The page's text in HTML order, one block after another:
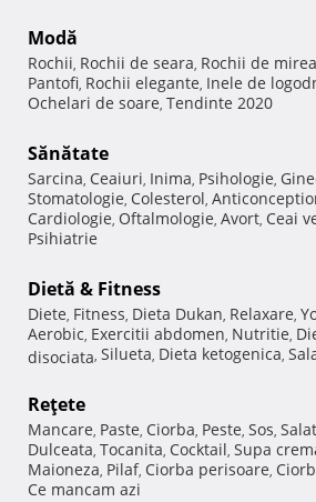
Modă
Rochii, Rochii de seara, Rochii de
Pantofi, Rochii elegante, Inele de
Ochelari de soare, Tendinte 2020
Sănătate
Sarcina, Ceaiuri, Inima, Psihologie,
Stomatologie, Colesterol,
Cardiologie, Oftalmologie, Avort, Ceai
Psihiatrie
Dietă & Fitness
Diete, Fitness, Dieta Dukan, Relaxare,
Aerobic, Exercitii abdomen, Nutritie,
disociata, Silueta, Dieta ketogenica,
Reţete
Mancare, Paste, Ciorba, Peste, Sos,
Dulceata, Tocanita, Cocktail, Supa
Maioneza, Pilaf, Ciorba perisoare,
Ce mancam azi